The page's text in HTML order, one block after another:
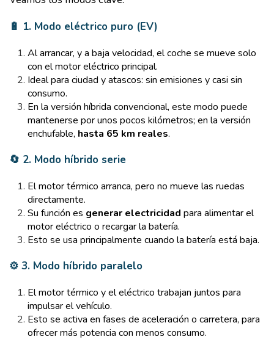
🔋 1. Modo eléctrico puro (EV)
Al arrancar, y a baja velocidad, el coche se mueve solo
con el motor eléctrico principal.
Ideal para ciudad y atascos: sin emisiones y casi sin
consumo.
En la versión híbrida convencional, este modo puede
mantenerse por unos pocos kilómetros; en la versión
enchufable, hasta 65 km reales.
🔄 2. Modo híbrido serie
El motor térmico arranca, pero no mueve las ruedas
directamente.
Su función es generar electricidad para alimentar el
motor eléctrico o recargar la batería.
Esto se usa principalmente cuando la batería está baja.
⚙️ 3. Modo híbrido paralelo
El motor térmico y el eléctrico trabajan juntos para
impulsar el vehículo.
Esto se activa en fases de aceleración o carretera, para
ofrecer más potencia con menos consumo.